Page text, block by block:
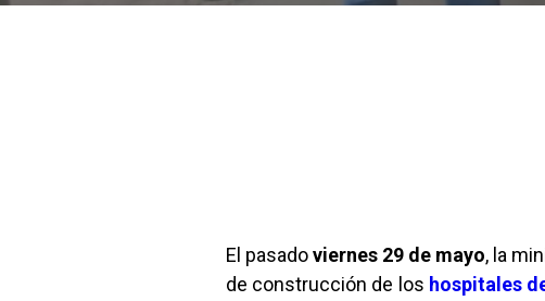
El pasadoviernes 29 de mayo, la
de construcción de los hospitales